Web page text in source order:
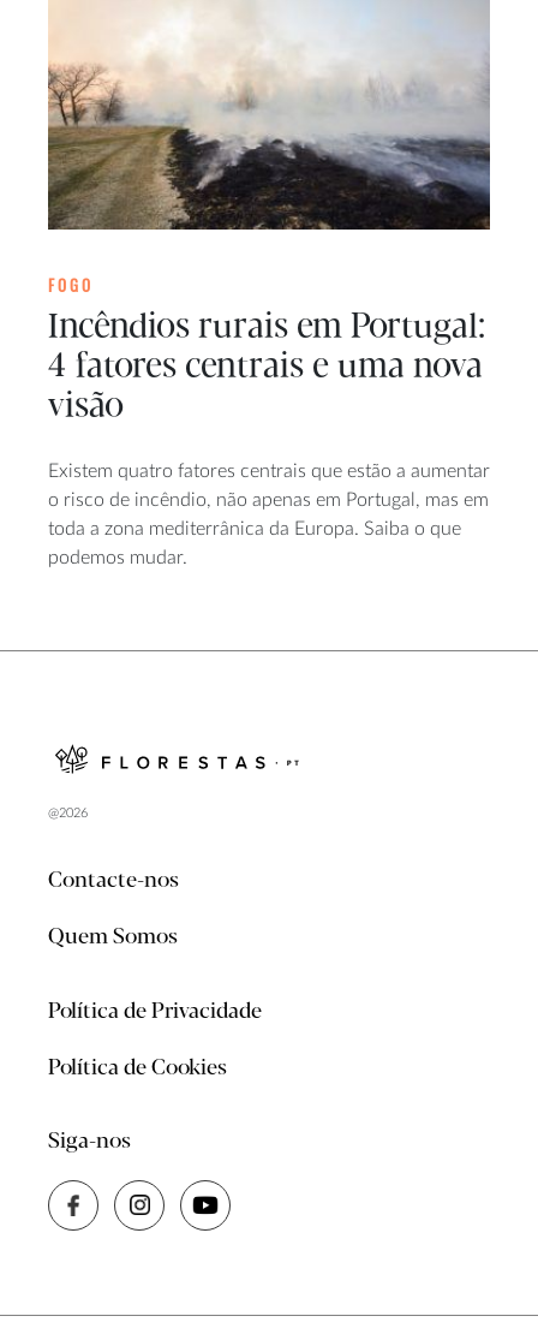
FOGO
Incêndios rurais em Portugal:
4 fatores centrais e uma nova
visão
Existem quatro fatores centrais que estão a aumentar
o risco de incêndio, não apenas em Portugal, mas em
toda a zona mediterrânica da Europa. Saiba o que
podemos mudar.
@2026
Contacte-nos
Quem Somos
Política de Privacidade
Política de Cookies
Siga-nos